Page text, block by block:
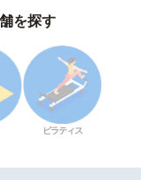
を探す
ピラティス